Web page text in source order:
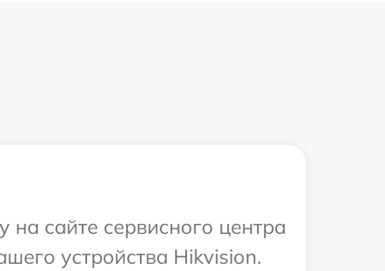
сайте сервисного центра
устройства Hikvision.